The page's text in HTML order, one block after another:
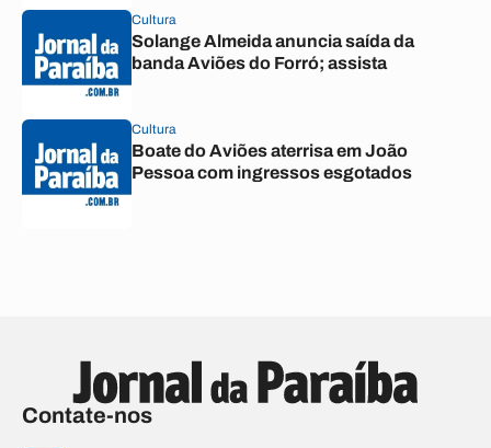
Cultura
Solange Almeida anuncia saída da
banda Aviões do Forró; assista
Cultura
Boate do Aviões aterrisa em João
Pessoa com ingressos esgotados
Contate-nos